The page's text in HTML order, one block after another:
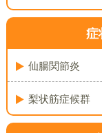
症
仙腸関節炎
梨状筋症候群